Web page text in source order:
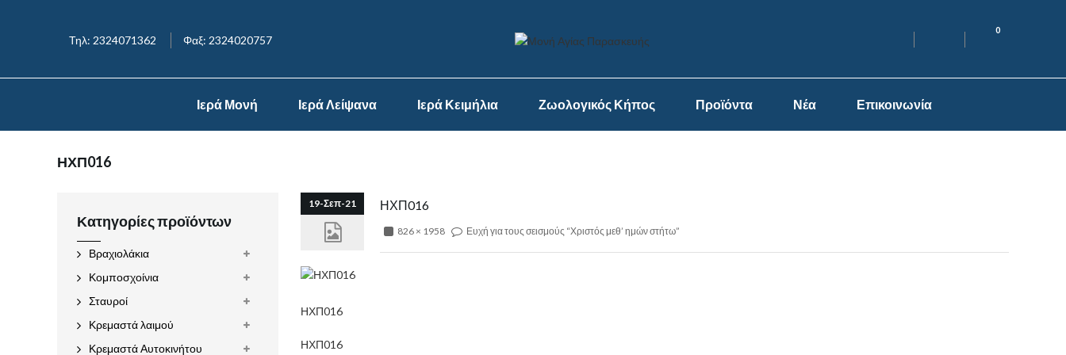
Τηλ: 2324071362 Φαξ: 2324020757
0
Ιερά Μονή Ιερά Λείψανα Ιερά Κειμήλια Ζωολογικός Κήπος Προϊόντα Νέα Επικοινωνία
ΗΧΠ016
19-Σεπ-21 ΗΧΠ016
826 × 1958 Ευχή για τους σεισμούς “Χριστός μεθ’ ημών στήτω”
ΗΧΠ016
ΗΧΠ016
Κατηγορίες προϊόντων
Βραχιολάκια
Κομποσχοίνια
Σταυροί
Κρεμαστά λαιμού
Κρεμαστά Αυτοκινήτου